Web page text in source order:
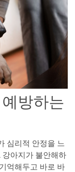
방하는
심리적 안정을 느
강아지가 불안해하
억해두고 바로 바